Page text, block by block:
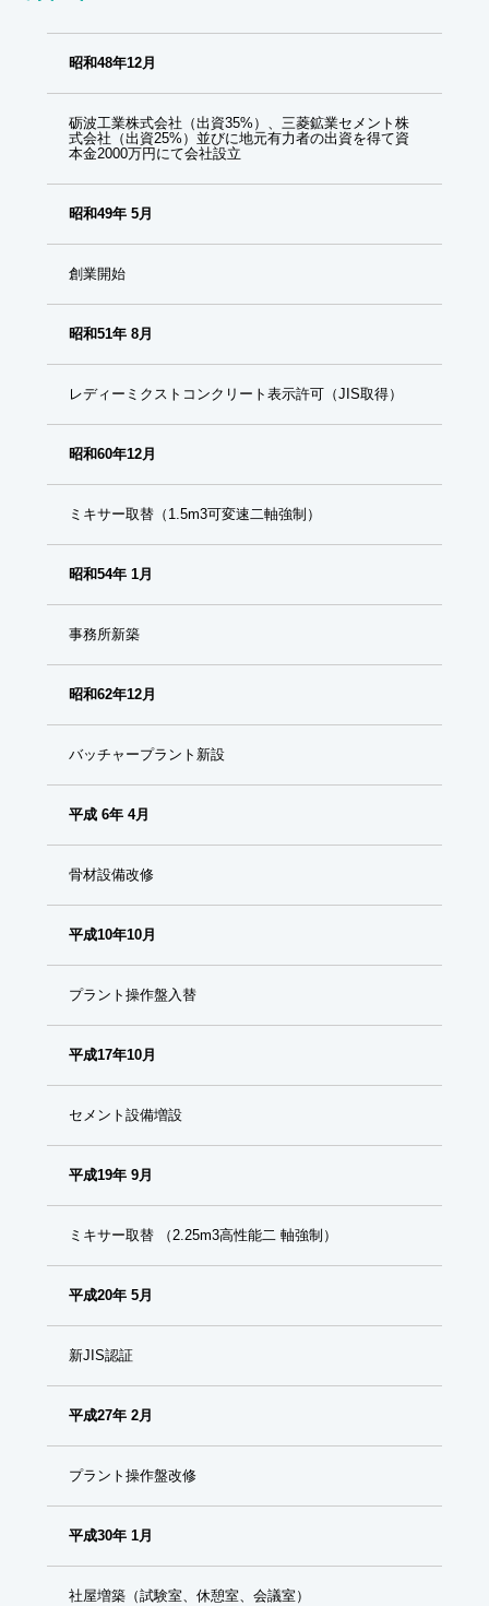
昭和48年12月
砺波工業株式会社（出資35%）、三菱鉱業セメント株
式会社（出資25%）並びに地元有力者の出資を得て資
本金2000万円にて会社設立
昭和49年 5月
創業開始
昭和51年 8月
レディーミクストコンクリート表示許可（JIS取得）
昭和60年12月
ミキサー取替（1.5m3可変速二軸強制）
昭和54年 1月
事務所新築
昭和62年12月
バッチャープラント新設
平成 6年 4月
骨材設備改修
平成10年10月
プラント操作盤入替
平成17年10月
セメント設備増設
平成19年 9月
ミキサー取替 （2.25m3高性能二 軸強制）
平成20年 5月
新JIS認証
平成27年 2月
プラント操作盤改修
平成30年 1月
社屋増築（試験室、休憩室、会議室）